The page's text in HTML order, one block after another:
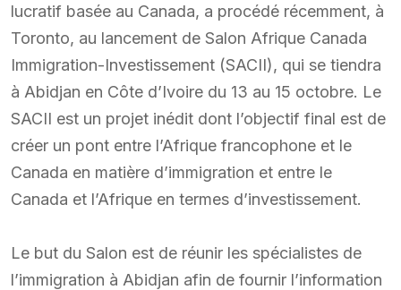
lucratif basée au Canada, a procédé récemment, à
Toronto, au lancement de Salon Afrique Canada
Immigration-Investissement (SACII), qui se tiendra
à Abidjan en Côte d’Ivoire du 13 au 15 octobre. Le
SACII est un projet inédit dont l’objectif final est de
créer un pont entre l’Afrique francophone et le
Canada en matière d’immigration et entre le
Canada et l’Afrique en termes d’investissement.
Le but du Salon est de réunir les spécialistes de
l’immigration à Abidjan afin de fournir l’information